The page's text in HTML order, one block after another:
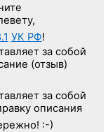
УК РФ!
за собой
(отзыв)
за собой
описания
:-)